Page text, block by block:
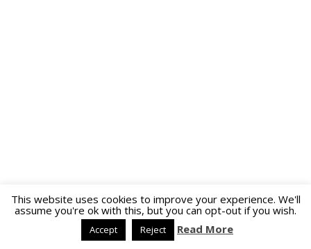
This website uses cookies to improve your experience. We'll
assume you're ok with this, but you can opt-out if you wish.
Accept Reject Read More